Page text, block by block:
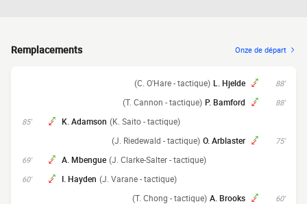
Remplacements Onze de départ
88'
L. Hjelde
(C. O'Hare - tactique)
88'
P. Bamford
(T. Cannon - tactique)
85' K. Adamson (K. Saito - tactique)
75'
O. Arblaster
(J. Riedewald - tactique)
69' A. Mbengue (J. Clarke-Salter - tactique)
60' I. Hayden (J. Varane - tactique)
60'
A. Brooks
(T. Chong - tactique)